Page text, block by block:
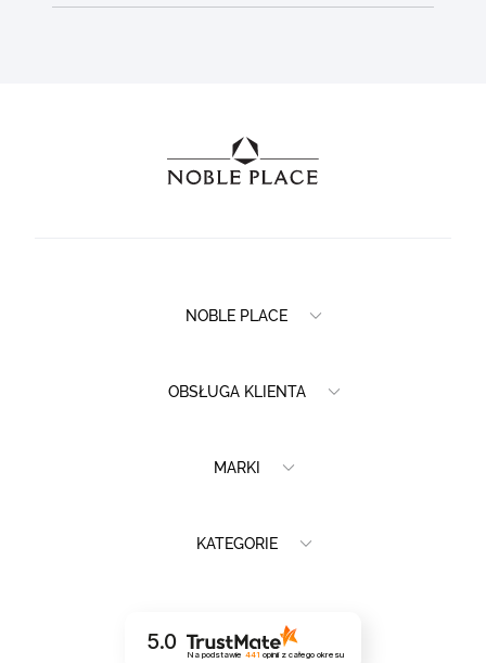
NOBLE PLACE
OBSŁUGA KLIENTA
MARKI
KATEGORIE
5.0
Na podstawie 441 opinii z całego okresu